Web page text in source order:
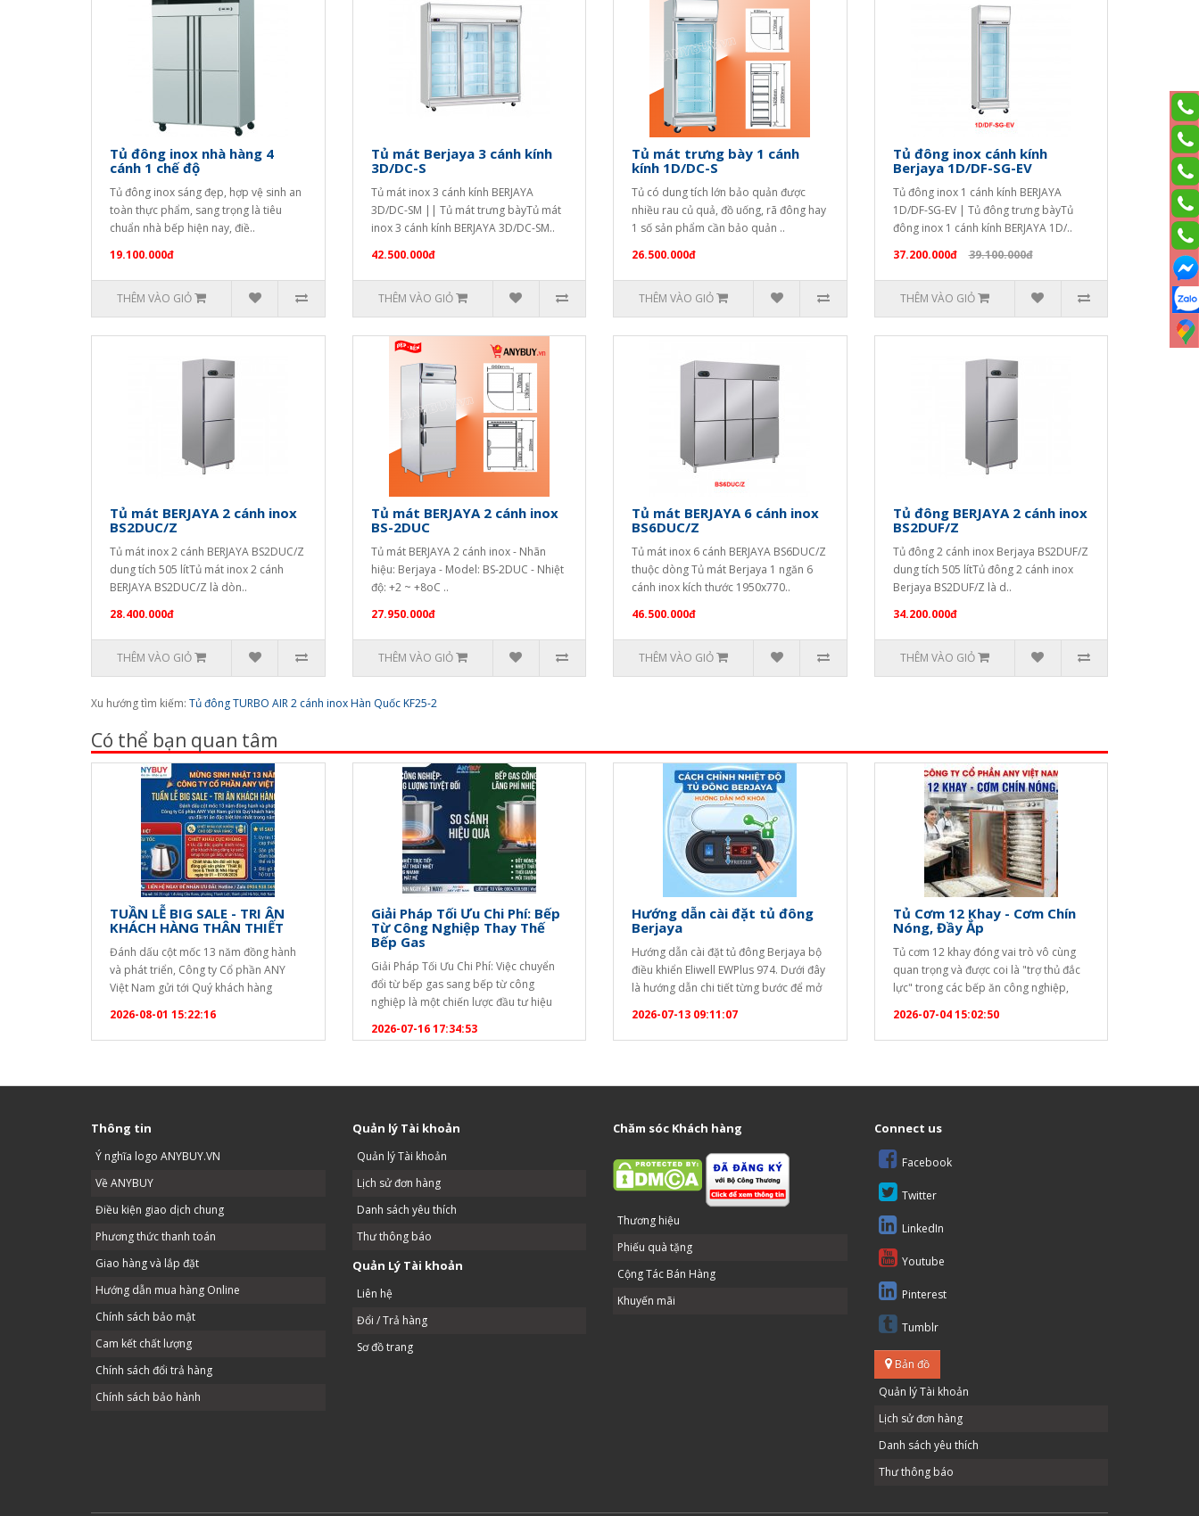
Tủ đông inox nhà hàng 4
cánh 1 chế độ
Tủ đông inox sáng đẹp, hợp vệ sinh an
toàn thực phẩm, sang trọng là tiêu
chuẩn nhà bếp hiện nay, điề..
19.100.000đ
THÊM VÀO GIỎ
Tủ mát Berjaya 3 cánh kính
3D/DC-S
Tủ mát inox 3 cánh kính BERJAYA
3D/DC-SM || Tủ mát trưng bàyTủ mát
inox 3 cánh kính BERJAYA 3D/DC-SM..
42.500.000đ
THÊM VÀO GIỎ
Tủ mát trưng bày 1 cánh
kính 1D/DC-S
Tủ có dung tích lớn bảo quản được
nhiều rau củ quả, đồ uống, rã đông hay
1 số sản phẩm cần bảo quản ..
26.500.000đ
THÊM VÀO GIỎ
Tủ đông inox cánh kính
Berjaya 1D/DF-SG-EV
Tủ đông inox 1 cánh kính BERJAYA
1D/DF-SG-EV | Tủ đông trưng bàyTủ
đông inox 1 cánh kính BERJAYA 1D/..
37.200.000đ
39.100.000đ
THÊM VÀO GIỎ
Tủ mát BERJAYA 2 cánh inox
BS2DUC/Z
Tủ mát inox 2 cánh BERJAYA BS2DUC/Z
dung tích 505 lítTủ mát inox 2 cánh
BERJAYA BS2DUC/Z là dòn..
28.400.000đ
THÊM VÀO GIỎ
Tủ mát BERJAYA 2 cánh inox
BS-2DUC
Tủ mát BERJAYA 2 cánh inox - Nhãn
hiệu: Berjaya - Model: BS-2DUC - Nhiệt
độ: +2 ~ +8oC ..
27.950.000đ
THÊM VÀO GIỎ
Tủ mát BERJAYA 6 cánh inox
BS6DUC/Z
Tủ mát inox 6 cánh BERJAYA BS6DUC/Z
thuộc dòng Tủ mát Berjaya 1 ngăn 6
cánh inox kích thước 1950x770..
46.500.000đ
THÊM VÀO GIỎ
Tủ đông BERJAYA 2 cánh inox
BS2DUF/Z
Tủ đông 2 cánh inox Berjaya BS2DUF/Z
dung tích 505 lítTủ đông 2 cánh inox
Berjaya BS2DUF/Z là d..
34.200.000đ
THÊM VÀO GIỎ
Xu hướng tìm kiếm: Tủ đông TURBO AIR 2 cánh inox Hàn Quốc KF25-2
Có thể bạn quan tâm
TUẦN LỄ BIG SALE - TRI ÂN
KHÁCH HÀNG THÂN THIẾT
Đánh dấu cột mốc 13 năm đồng hành
và phát triển, Công ty Cổ phần ANY
Việt Nam gửi tới Quý khách hàng
nhất trong năm! ? CHƯƠNG TRÌNH
KHUYẾN MẠI ĐẶC BIỆT TẶNG NGAY
2026-08-01 15:22:16
Giải Pháp Tối Ưu Chi Phí: Bếp
Từ Công Nghiệp Thay Thế
Bếp Gas
Giải Pháp Tối Ưu Chi Phí: Việc chuyển
đổi từ bếp gas sang bếp từ công
nghiệp là một chiến lược đầu tư hiệu
dài cho các doanh nghiệp dịch vụ ăn
2026-07-16 17:34:53
Hướng dẫn cài đặt tủ đông
Berjaya
Hướng dẫn cài đặt tủ đông Berjaya bộ
điều khiển Eliwell EWPlus 974. Dưới đây
là hướng dẫn chi tiết từng bước để mở
điểm): [caption id="attachment_6983"
align="aligncenter" width="1020"]
2026-07-13 09:11:07
Tủ Cơm 12 Khay - Cơm Chín
Nóng, Đầy Ắp
Tủ cơm 12 khay đóng vai trò vô cùng
quan trọng và được coi là "trợ thủ đắc
lực" trong các bếp ăn công nghiệp,
bệnh viện nhờ những ưu điểm vượt trội
sau: Năng suất cao, đáp ứng hàng
2026-07-04 15:02:50
Thông tin
Ý nghĩa logo ANYBUY.VN
Về ANYBUY
Điều kiện giao dịch chung
Phương thức thanh toán
Giao hàng và lắp đặt
Hướng dẫn mua hàng Online
Chính sách bảo mật
Cam kết chất lượng
Chính sách đổi trả hàng
Chính sách bảo hành
Quản lý Tài khoản
Quản lý Tài khoản
Lịch sử đơn hàng
Danh sách yêu thích
Thư thông báo
Quản Lý Tài khoản
Liên hệ
Đổi / Trả hàng
Sơ đồ trang
Chăm sóc Khách hàng
Thương hiệu
Phiếu quà tặng
Cộng Tác Bán Hàng
Khuyến mãi
Connect us
Facebook
Twitter
LinkedIn
Youtube
Pinterest
Tumblr
Bản đồ
Quản lý Tài khoản
Lịch sử đơn hàng
Danh sách yêu thích
Thư thông báo